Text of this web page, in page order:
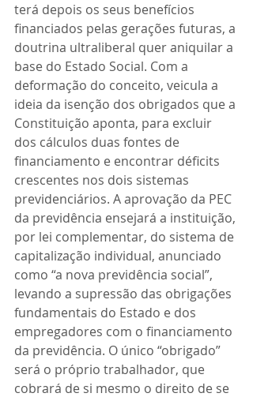
terá depois os seus benefícios
financiados pelas gerações futuras, a
doutrina ultraliberal quer aniquilar a
base do Estado Social. Com a
deformação do conceito, veicula a
ideia da isenção dos obrigados que a
Constituição aponta, para excluir
dos cálculos duas fontes de
financiamento e encontrar déficits
crescentes nos dois sistemas
previdenciários. A aprovação da PEC
da previdência ensejará a instituição,
por lei complementar, do sistema de
capitalização individual, anunciado
como “a nova previdência social”,
levando a supressão das obrigações
fundamentais do Estado e dos
empregadores com o financiamento
da previdência. O único “obrigado”
será o próprio trabalhador, que
cobrará de si mesmo o direito de se